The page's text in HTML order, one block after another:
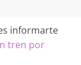
informarte
tren por